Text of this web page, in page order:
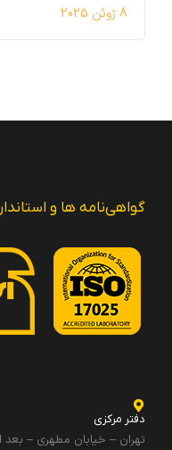
8 ژوئن 2025
گواهی‌نامه ها و
دفتر مرکزی
تهران – خیابان مطهری –